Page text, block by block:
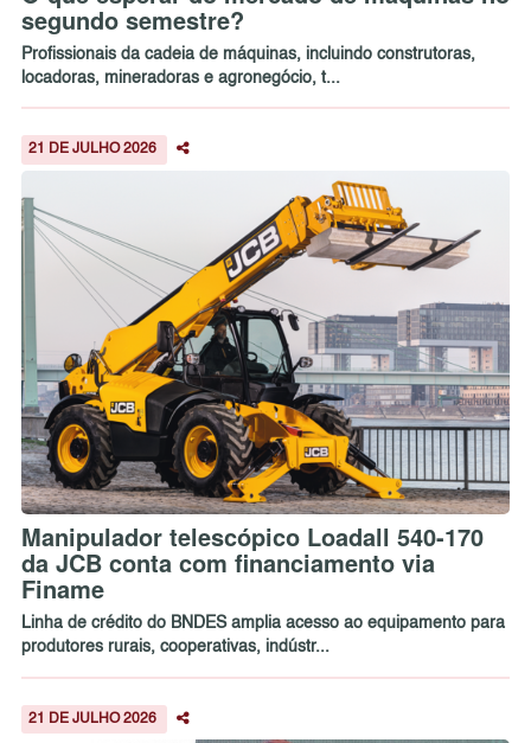
segundo semestre?
Profissionais da cadeia de máquinas, incluindo construtoras,
locadoras, mineradoras e agronegócio, t...
21 DE JULHO 2026
Manipulador telescópico Loadall 540-170
da JCB conta com financiamento via
Finame
Linha de crédito do BNDES amplia acesso ao equipamento para
produtores rurais, cooperativas, indústr...
21 DE JULHO 2026